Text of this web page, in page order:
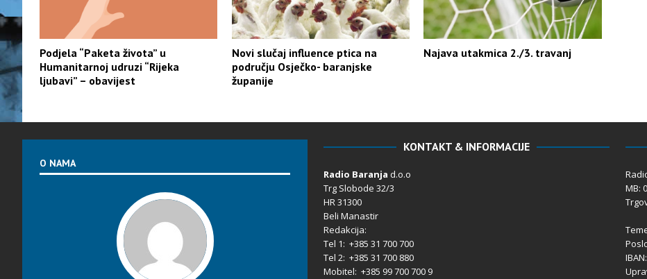
Podjela “Paketa života” u
Humanitarnoj udruzi “Rijeka
ljubavi” – obavijest
Novi slučaj influence ptica na
području Osječko- baranjske
županije
Najava utakmica 2./3. travanj
O NAMA
KONTAKT & INFORMACIJE
Radio Baranja d.o.o
Trg Slobode 32/3
HR 31300
Beli Manastir
Redakcija:
Tel 1: +385 31 700 700
Tel 2: +385 31 700 880
Mobitel: +385 99 700 700 9
MB: